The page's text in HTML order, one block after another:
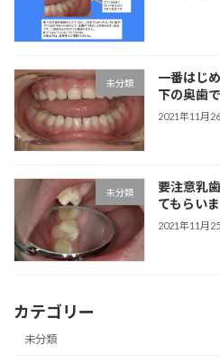
未分類
一番はじ
下の奥歯で
2021年11月
未分類
要注意乳
てもらい
2021年11月
カテゴリー
未分類